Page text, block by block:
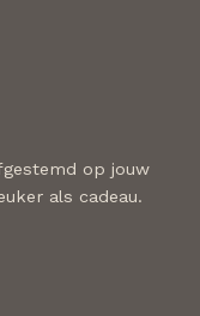
op jouw
als cadeau.